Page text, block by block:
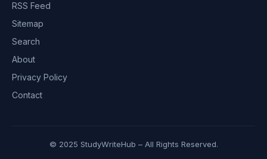
RSS Feed
Sitemap
Search
About
Privacy Policy
Contact
© 2025 StudyWriteHub – All Rights Reserved.